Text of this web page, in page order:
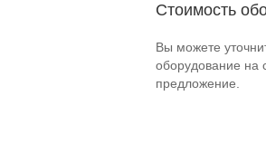
Стоимость
Вы можете
оборудование на
предложение.